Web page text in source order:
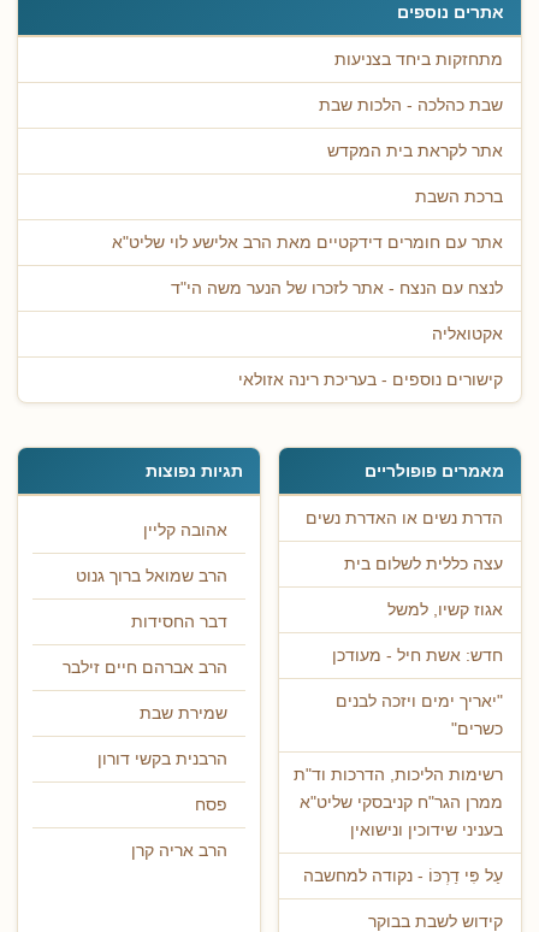
אתרים נוספים
מתחזקות ביחד בצניעות
שבת כהלכה - הלכות שבת
אתר לקראת בית המקדש
ברכת השבת
אתר עם חומרים דידקטיים מאת הרב אלישע לוי שליט"א
לנצח עם הנצח - אתר לזכרו של הנער משה הי"ד
אקטואליה
קישורים נוספים - בעריכת רינה אזולאי
מאמרים פופולריים
הדרת נשים או האדרת נשים
עצה כללית לשלום בית
אגוז קשיו, למשל
חדש: אשת חיל - מעודכן
"יאריך ימים ויזכה לבנים
כשרים"
רשימות הליכות, הדרכות וד"ת
ממרן הגר"ח קניבסקי שליט"א
בעניני שידוכין ונישואין
עַל פִּי דַרְכּוֹ - נקודה למחשבה
קידוש לשבת בבוקר
תגיות נפוצות
אהובה קליין
הרב שמואל ברוך גנוט
דבר החסידות
הרב אברהם חיים זילבר
שמירת שבת
הרבנית בקשי דורון
פסח
הרב אריה קרן